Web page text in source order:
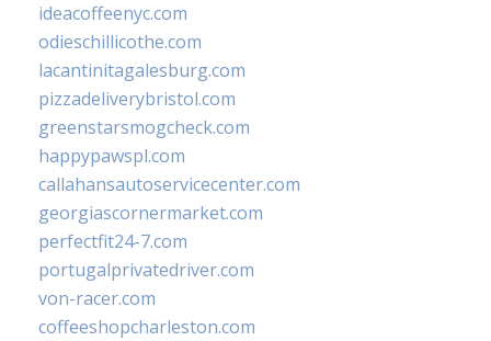
ideacoffeenyc.com
odieschillicothe.com
lacantinitagalesburg.com
pizzadeliverybristol.com
greenstarsmogcheck.com
happypawspl.com
callahansautoservicecenter.com
georgiascornermarket.com
perfectfit24-7.com
portugalprivatedriver.com
von-racer.com
coffeeshopcharleston.com